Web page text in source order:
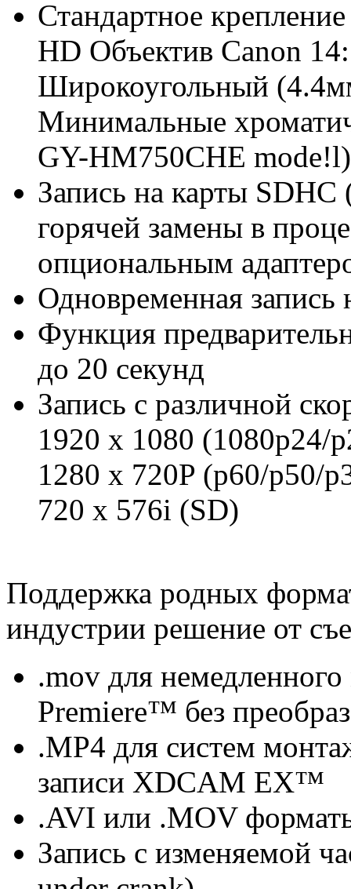
Стандартное
HD Объектив Canon
Широкоугольный
Минимальные
GY-HM750CHE mode!l)
Запись на карты
горячей замены в
опциональным
Одновременная запись
Функция
до 20 секунд
Запись с различной
1920 x 1080 (1080p24/
1280 x 720P (p60/p50/
720 x 576i (SD)
Поддержка родных
индустрии решение от
.mov для
Premiere™ без
.MP4 для систем
записи XDCAM EX™
.AVI или .MOV
Запись с изменяемой